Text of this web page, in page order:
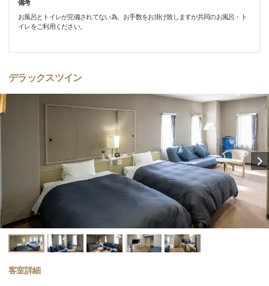
備考
お風呂とトイレが完備されてない為、お手数をお掛け致しますが共同のお風呂・ト
イレをご利用ください。
デラックスツイン
客室詳細